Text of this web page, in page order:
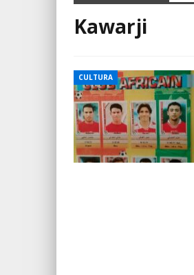
Kawarji
CULTURA